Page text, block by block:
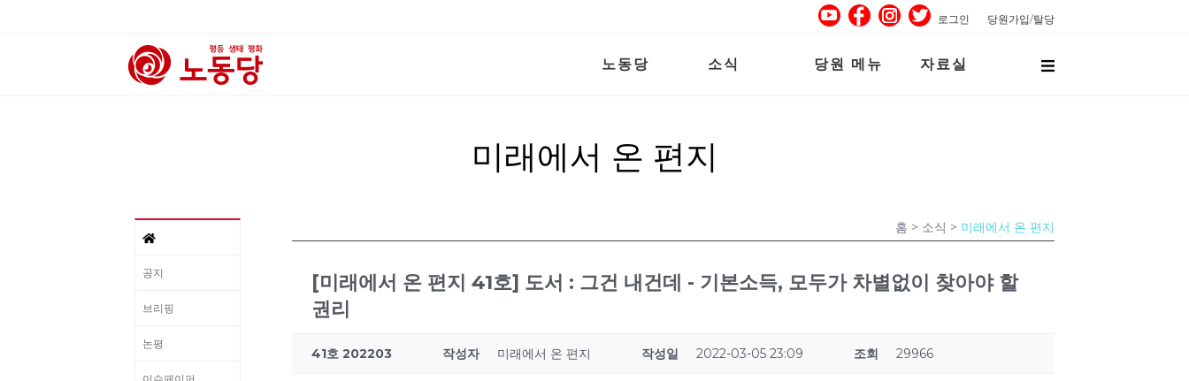
로그인 당원가입/탈당
노동당 소식 당원 메뉴 자료실
미래에서 온 편지
공지
브리핑
논평
홈 > 소식 > 미래에서 온 편지
[미래에서 온 편지 41호] 도서 : 그건 내건데 - 기본소득, 모두가 차별없이 찾아야 할
권리
41호 202203 작성자 미래에서 온 편지 작성일 2022-03-05 23:09 조회 29966